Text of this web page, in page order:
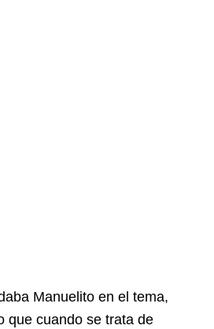
Manuelito en el tema,
que cuando se trata de